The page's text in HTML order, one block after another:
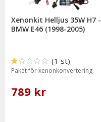
Xenonkit Helljus 35W H7 -
BMW E46 (1998-2005)
(1 st)
Paket för xenonkonvertering
789 kr